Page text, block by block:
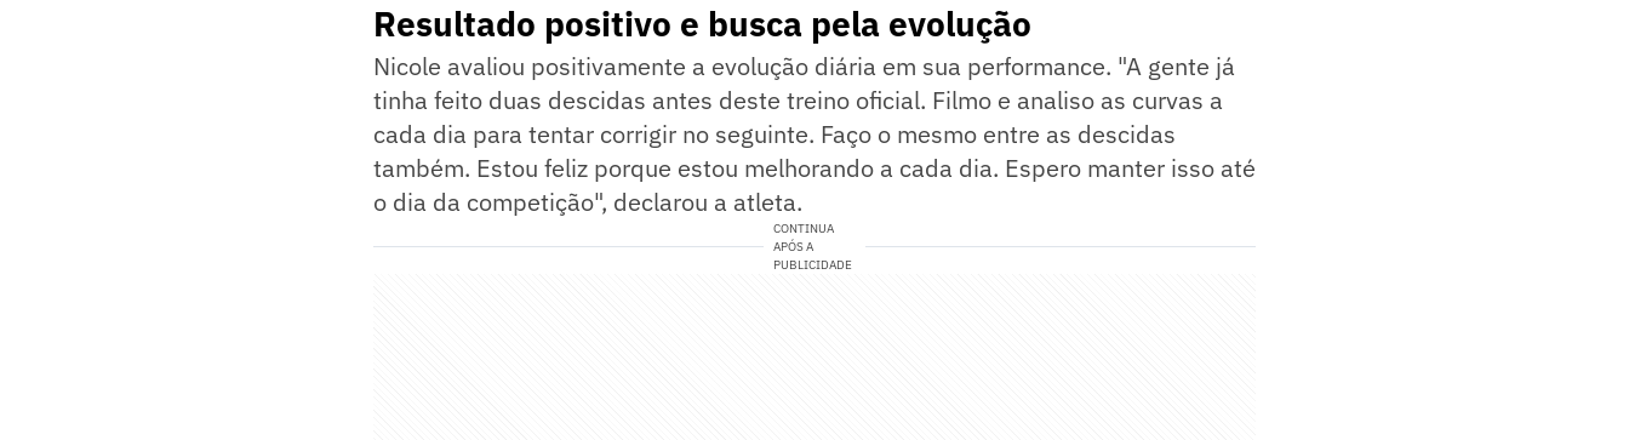
Resultado positivo e busca pela evolução
Nicole avaliou positivamente a evolução diária em sua performance. "A gente já
tinha feito duas descidas antes deste treino oficial. Filmo e analiso as curvas a
cada dia para tentar corrigir no seguinte. Faço o mesmo entre as descidas
também. Estou feliz porque estou melhorando a cada dia. Espero manter isso até
o dia da competição", declarou a atleta.
CONTINUA
APÓS A
PUBLICIDADE